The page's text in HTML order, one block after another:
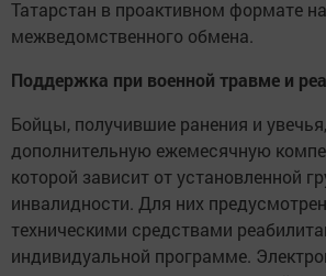
Татарстан в проактивном формате
межведомственного обмена.
Поддержка при военной травме и
Бойцы, получившие ранения и
дополнительную ежемесячную
которой зависит от установленной
инвалидности. Для них
техническими средствами
индивидуальной программе.